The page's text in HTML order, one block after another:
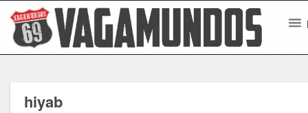
hiyab